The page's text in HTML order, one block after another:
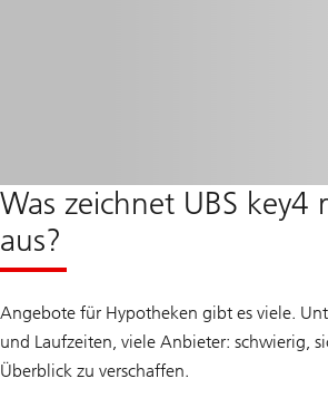
Was zeichnet UBS key4
aus?
Angebote für Hypotheken gibt es viele.
und Laufzeiten, viele Anbieter: schwierig,
Überblick zu verschaffen.